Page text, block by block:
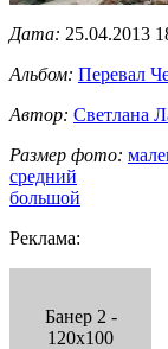
Дата: 25.04.2013
Альбом: Перевал
Автор: Светлана
Размер фото:
средний
большой
Реклама:
Банер 2 -
120x100